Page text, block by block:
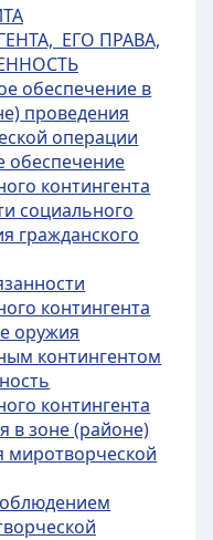
ЕГО ПРАВА,
обеспечение в
проведения
операции
обеспечение
контингента
социального
гражданского
контингента
оружия
контингентом
контингента
в зоне (районе)
миротворческой